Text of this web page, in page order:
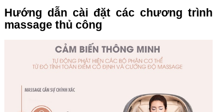
Hướng dẫn cài đặt các chương trình
massage thủ công